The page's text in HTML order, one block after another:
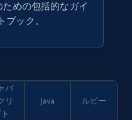
今すぐ購入
id, Seller name, Seller
phone, Seller
ための包括的なガイ
ブック。
バ
リ
Java ルビー